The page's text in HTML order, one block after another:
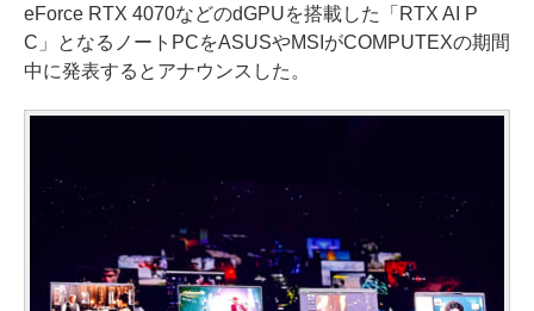
eForce RTX 4070などのdGPUを搭載した「RTX AI P
C」となるノートPCをASUSやMSIがCOMPUTEXの期間
中に発表するとアナウンスした。